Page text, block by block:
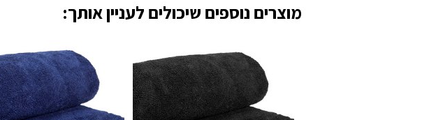
מוצרים נוספים שיכולים לעניין אותך: